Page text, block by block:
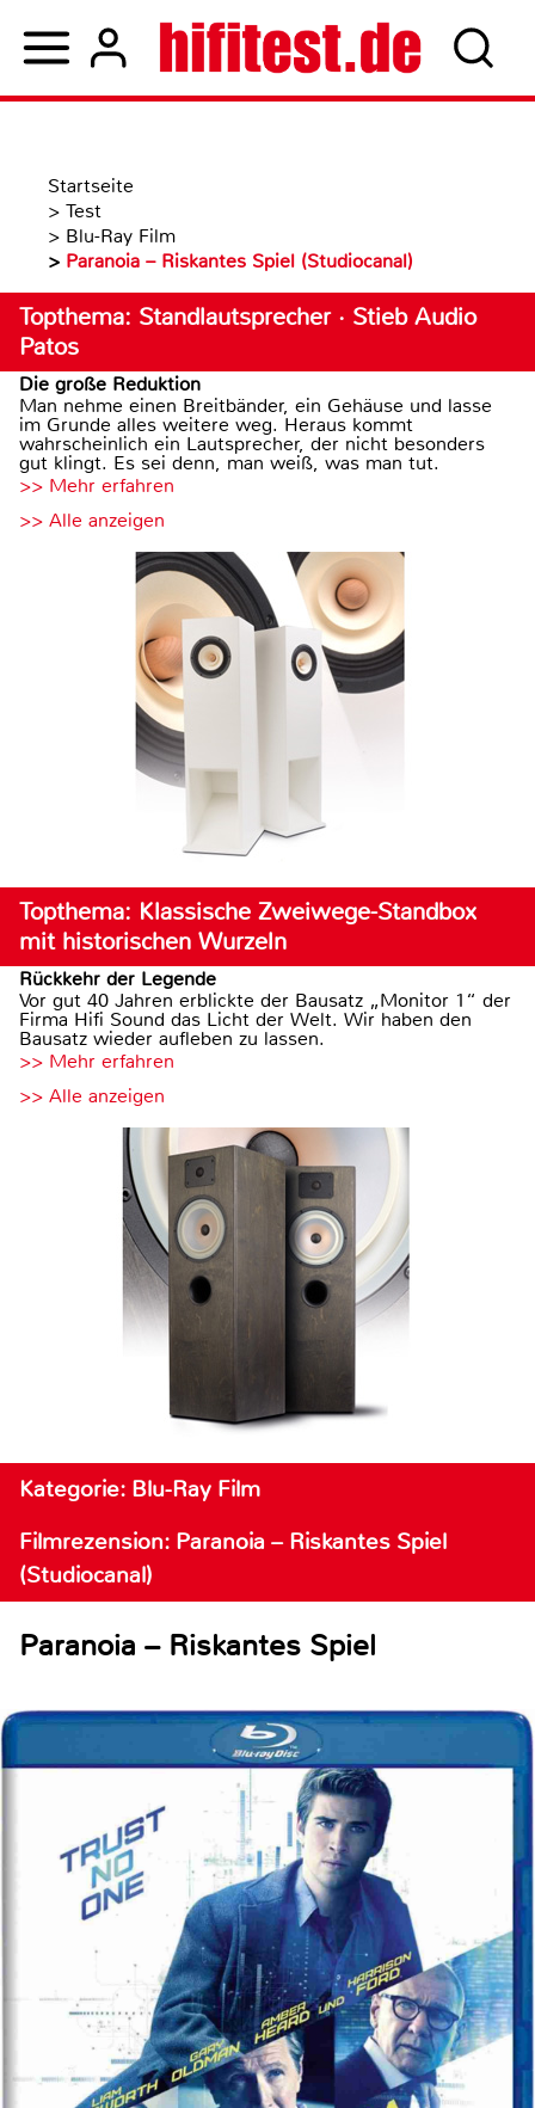
Startseite
> Test
> Blu-Ray Film
> Paranoia – Riskantes Spiel (Studiocanal)
Topthema: Standlautsprecher · Stieb Audio
Patos
Die große Reduktion
Man nehme einen Breitbänder, ein Gehäuse und lasse
im Grunde alles weitere weg. Heraus kommt
wahrscheinlich ein Lautsprecher, der nicht besonders
gut klingt. Es sei denn, man weiß, was man tut.
>> Mehr erfahren
>> Alle anzeigen
Topthema: Klassische Zweiwege-Standbox
mit historischen Wurzeln
Rückkehr der Legende
Vor gut 40 Jahren erblickte der Bausatz „Monitor 1“ der
Firma Hifi Sound das Licht der Welt. Wir haben den
Bausatz wieder aufleben zu lassen.
>> Mehr erfahren
>> Alle anzeigen
Kategorie: Blu-Ray Film
Filmrezension: Paranoia – Riskantes Spiel
(Studiocanal)
Paranoia – Riskantes Spiel